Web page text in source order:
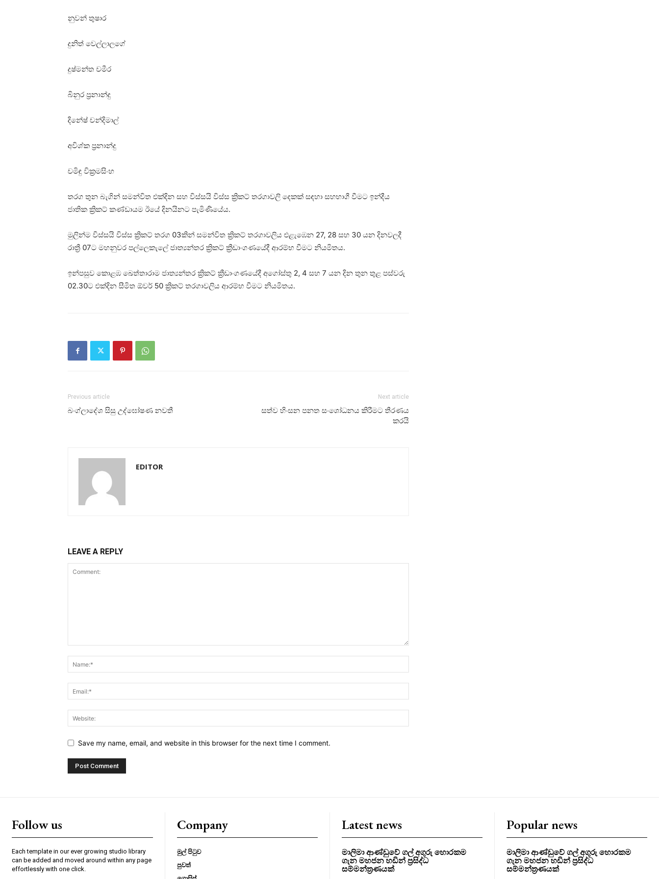
නුවන් තුෂාර
දුනිත් වෙල්ලාලගේ
දුෂ්මන්ත චමීර
බිනුර ප්‍රනාන්දු
දිනේෂ් චන්දිමාල්
අවිශ්ක ප්‍රනාන්දු
චමිඳු වික්‍රමසිංහ
තරග තුන බැගින් සමන්විත එක්දින සහ විස්සයි විස්ස ක්‍රිකට් තරගාවලි දෙකක් සඳහා සහභාගී වීමට ඉන්දීය
ජාතික ක්‍රිකට් කණ්ඩායම ඊයේ දිනයිනට පැමිණියේය.
මුලින්ම විස්සයි විස්ස ක්‍රිකට් තරග 03කින් සමන්විත ක්‍රිකට් තරගාවලිය එළැඹෙන 27, 28 සහ 30 යන දිනවලදී
රාත්‍රී 07ට මහනුවර පල්ලෙකැලේ ජාත්‍යන්තර ක්‍රිකට් ක්‍රීඩාංගණයේදී ආරම්භ වීමට නියමිතය.
ඉන්පසුව කොළඹ ඛෙත්තාරාම ජාත්‍යන්තර ක්‍රිකට් ක්‍රීඩාංගණයේදී අගෝස්තු 2, 4 සහ 7 යන දින තුන තුළ පස්වරු
02.30ට එක්දින සීමිත ඕවර් 50 ක්‍රිකට් තරගාවලිය ආරම්භ වීමට නියමිතය.
Previous article
බංග්ලාදේශ සිසු උද්ඝෝෂණ නවතී
Next article
සත්ව හිංසන පනත සංශෝධනය කිරීමට තීරණය
කරයි
EDITOR
LEAVE A REPLY
Save my name, email, and website in this browser for the next time I comment.
Follow us
Each template in our ever growing studio library
can be added and moved around within any page
effortlessly with one click.
Company
මුල් පිටුව
පුවත්
Latest news
මාලිමා ආණ්ඩුවේ ගල් අගුරු හොරකම
ගැන මහජන හඩින් ප්‍රසිද්ධ
සම්මන්ත්‍රණයක්
Popular news
මාලිමා ආණ්ඩුවේ ගල් අගුරු හොරකම
ගැන මහජන හඩින් ප්‍රසිද්ධ
සම්මන්ත්‍රණයක්